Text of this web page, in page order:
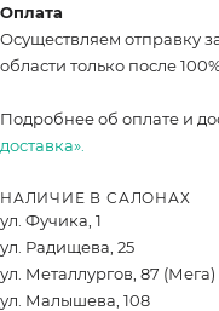
Оплата
Осуществляем отправку
области только после
Подробнее об оплате и
доставка».
НАЛИЧИЕ В САЛОНАХ
ул. Фучика, 1
ул. Радищева, 25
ул. Металлургов, 87 (Мега)
ул. Малышева, 108